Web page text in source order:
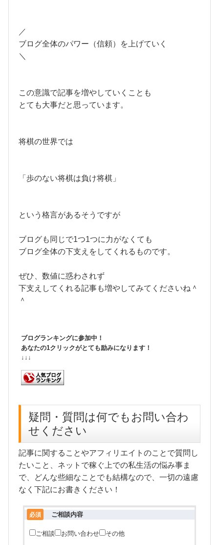
／
ブログ全体のパワー（信頼）を上げていく
＼
この意識で記事を増やしていくことも
とても大事だと思っています。
将棋の世界では
「歩のない将棋は負け将棋」
という格言があるそうですが
ブログも同じで1つ1つに力がなくても
ブログ全体の下支えをしてくれるものです。
ぜひ、数値に惑わされず
下支えしてくれる記事も増やしてみてくださいね＾
＾
ブログランキングに参加中！
あなたの1クリックがとても励みになります！
↓↓↓
疑問・質問は何でもお問い合わ
せください
記事に関することやアフィリエイトのことで質問し
たいこと、ネットで稼ぐ上での私生活の悩み事ま
で、どんな些細なことでも結構なので、一切の遠慮
なく下記にお書きください！
必須 ご相談内容
ご相談 お問い合わせ その他